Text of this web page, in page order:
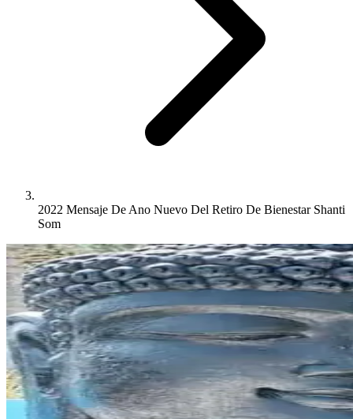
2022 Mensaje De Ano Nuevo Del Retiro De Bienestar Shanti
Som